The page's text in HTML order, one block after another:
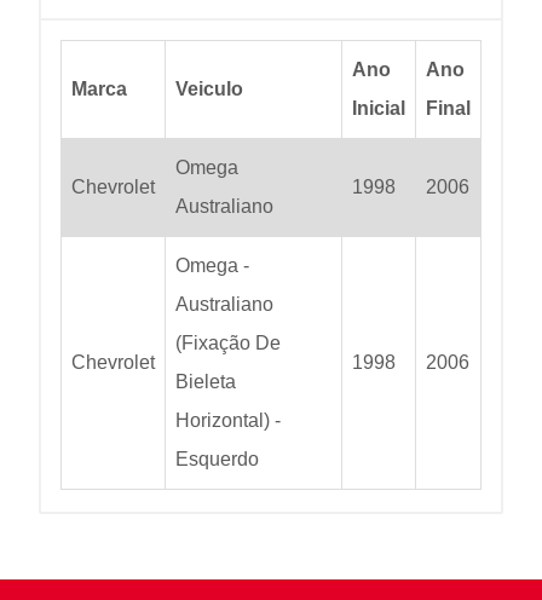
Marca Veiculo
Ano
Inicial
Ano
Final
Chevrolet
Omega
Australiano
1998 2006
Chevrolet
Omega -
Australiano
(Fixação De
Bieleta
Horizontal) -
Esquerdo
1998 2006